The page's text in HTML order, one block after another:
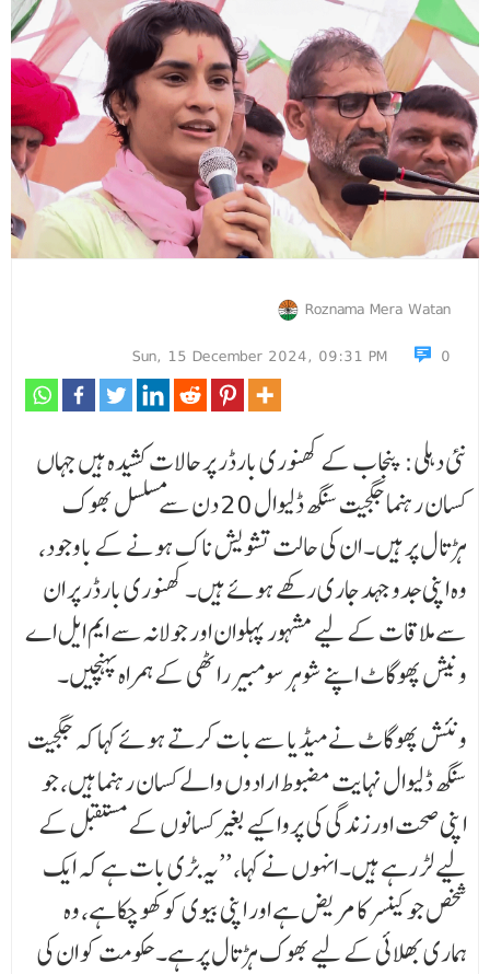
Roznama Mera Watan
Sun, 15 December 2024, 09:31 PM
0
نئی دہلی: پنجاب کے کھنوری بارڈر پر حالات کشیدہ ہیں جہاں
کسان رہنما جگجیت سنگھ ڈلیوال 20 دن سے مسلسل بھوک
ہڑتال پر ہیں۔ ان کی حالت تشویش ناک ہونے کے باوجود،
وہ اپنی جدوجہد جاری رکھے ہوئے ہیں۔ کھنوری بارڈر پر ان
سے ملاقات کے لیے مشہور پہلوان اور جولانہ سے ایم ایل اے
ونیش پھوگاٹ اپنے شوہر سومبیر راٹھی کے ہمراہ پہنچیں۔
ونئش پھوگاٹ نے میڈیا سے بات کرتے ہوئے کہا کہ جگجیت
سنگھ ڈلیوال نہایت مضبوط ارادوں والے کسان رہنما ہیں، جو
اپنی صحت اور زندگی کی پروا کیے بغیر کسانوں کے مستقبل کے
لیے لڑ رہے ہیں۔ انہوں نے کہا، ’’یہ بڑی بات ہے کہ ایک
شخص جو کینسر کا مریض ہے اور اپنی بیوی کو کھو چکا ہے، وہ
ہماری بھلائی کے لیے بھوک ہڑتال پر ہے۔ حکومت کو ان کی